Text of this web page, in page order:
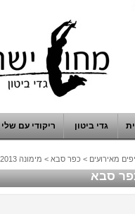
גדי ביטון ריקודי עם שלי
מאירועים > כפר סבא > מימונה 2013 בכפר סבא